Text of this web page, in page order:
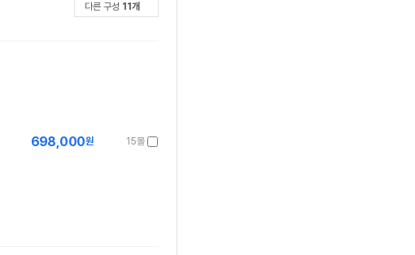
다른 구성 11 개
15몰
698,000원